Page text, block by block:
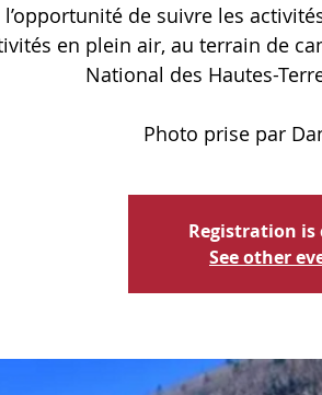
l’opportunité de suivre les
en plein air, au terrain de
National des Hautes-
Photo prise par
Registration is
See other